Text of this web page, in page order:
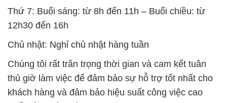
thủ giờ làm việc để đảm bảo sự hỗ trợ tốt nhất cho
khách hàng và đảm bảo hiệu suất công việc cao
nhất của nhân viên.
BẢN ĐỒ MAP TẠI CÔNG TY HÓA CHẤT ĐẮC
TRƯỜNG PHÁT
ĐỊA CHỈ: 1229C Quốc lộ 1A, Phường Bình Trị